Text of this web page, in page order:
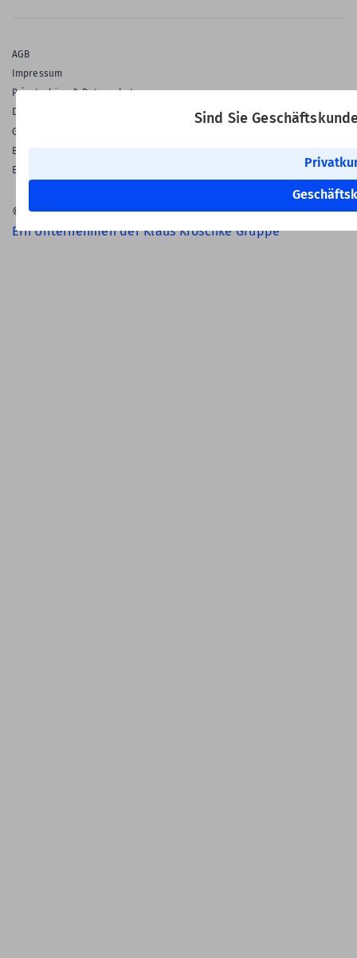
Sind Sie
AGB
Impressum
Privatsphäre & Datenschutz
Datenschutz-Einstellungen
Gewährleistung
Barrierefreiheitserklärung
English Language
© 2026 Labelident GmbH
Ein Unternehmen der Klaus Kroschke Gruppe